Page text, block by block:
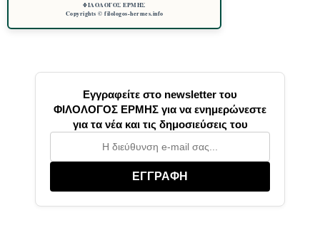
ΦΙΛΟΛΟΓΟΣ ΕΡΜΗΣ
Copyrights © filologos-hermes.info
Εγγραφείτε στο newsletter του
ΦΙΛΟΛΟΓΟΣ ΕΡΜΗΣ για να ενημερώνεστε
για τα νέα και τις δημοσιεύσεις του
ΕΓΓΡΑΦΗ